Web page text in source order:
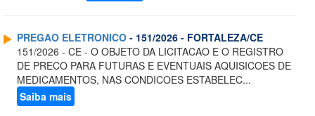
PREGAO ELETRONICO - 151/2026 - FORTALEZA/CE
151/2026 - CE - O OBJETO DA LICITACAO E O REGISTRO
DE PRECO PARA FUTURAS E EVENTUAIS AQUISICOES DE
MEDICAMENTOS, NAS CONDICOES ESTABELEC...
Saiba mais